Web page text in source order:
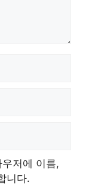
저에 이름,
니다.